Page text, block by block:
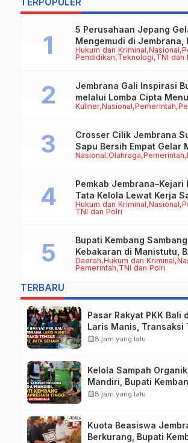
Hukum dan Kriminal Nasional
Pendidikan Teknologi TNI dan
5 Perusahaan Jepang
Mengemudi di Jembrana,
Peluang Kerja bagi Calon
Kuliner Nasional Pemerintah
Jembrana Gali Inspirasi
melalui Lomba Cipta
Rasa
Nasional Olahraga Pemerintah
Crosser Cilik Jembrana
Sapu Bersih Empat Gelar
50cc
Hukum dan Kriminal Nasional
TNI dan Polri
Pemkab Jembrana–Kejari
Tata Kelola Lewat Kerja
Datun
Daerah Hukum dan Kriminal
Pemerintah TNI dan Polri
Bupati Kembang
Kebakaran di Manistutu,
Disalurkan untuk
TERBARU
Pasar Rakyat PKK Bali
Laris Manis, Transaksi
Rp.672 Juta Sehari
calendar_month8 jam yang lalu
Kelola Sampah
Mandiri, Bupati
Apresiasi Tinggi Warga
calendar_month8 jam yang lalu
Kuota Beasiswa
Berkurang, Bupati